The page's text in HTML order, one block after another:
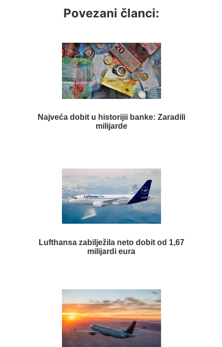
Povezani članci:
Najveća dobit u historijii banke: Zaradili
milijarde
Lufthansa zabilježila neto dobit od 1,67
milijardi eura